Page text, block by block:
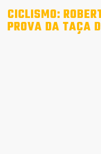
CICLISMO:
PROVA DA TAÇA